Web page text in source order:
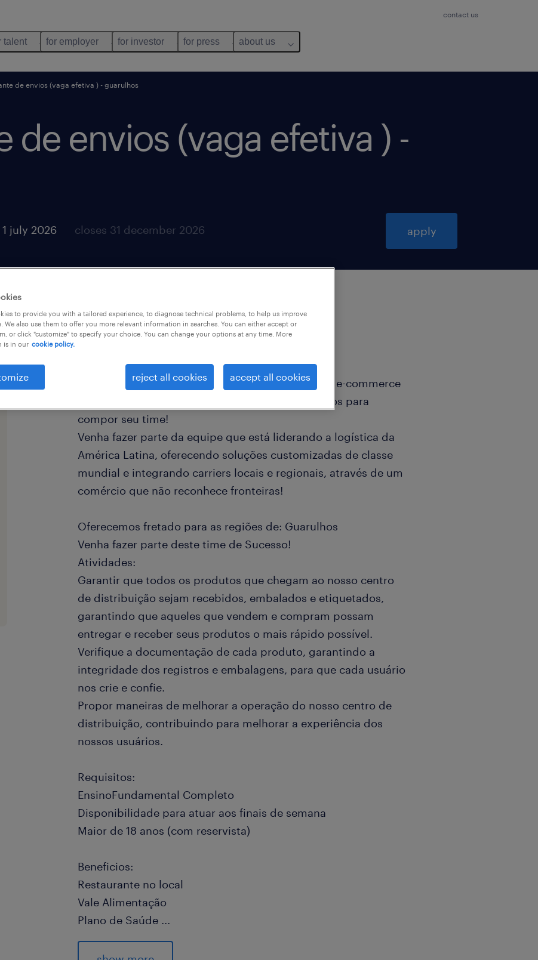
contact us
talent for employer for investor for press about us
de envios (vaga efetiva ) - guarulhos
de envios (vaga efetiva ) -
july 2026 closes 31 december 2026 apply
A Randstad em parceria com a maior empresa de e-commerce
da América Látina busca profissionais apaixonados para
compor seu time!
Venha fazer parte da equipe que está liderando a logística da
América Latina, oferecendo soluções customizadas de classe
mundial e integrando carriers locais e regionais, através de um
comércio que não reconhece fronteiras!
Oferecemos fretado para as regiões de: Guarulhos
Venha fazer parte deste time de Sucesso!
Atividades:
Garantir que todos os produtos que chegam ao nosso centro
de distribuição sejam recebidos, embalados e etiquetados,
garantindo que aqueles que vendem e compram possam
entregar e receber seus produtos o mais rápido possível.
Verifique a documentação de cada produto, garantindo a
integridade dos registros e embalagens, para que cada usuário
nos crie e confie.
Propor maneiras de melhorar a operação do nosso centro de
distribuição, contribuindo para melhorar a experiência dos
nossos usuários.
Requisitos:
EnsinoFundamental Completo
Disponibilidade para atuar aos finais de semana
Maior de 18 anos (com reservista)
Beneficios:
Restaurante no local
Vale Alimentação
Plano de Saúde ...
Plano Odontológico
Seguro de Vida
to provide you with a tailored experience, to diagnose technical problems, to help us improve
We also use them to offer you more relevant information in searches. You can either accept or
or click "customize" to specify your choice. You can change your options at any time. More
is in our cookie policy.
reject all cookies accept all cookies